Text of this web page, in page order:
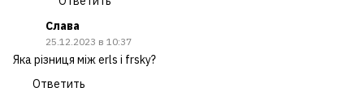
Слава
25.12.2023 в 10:37
Яка різниця між erls і frsky?
Ответить